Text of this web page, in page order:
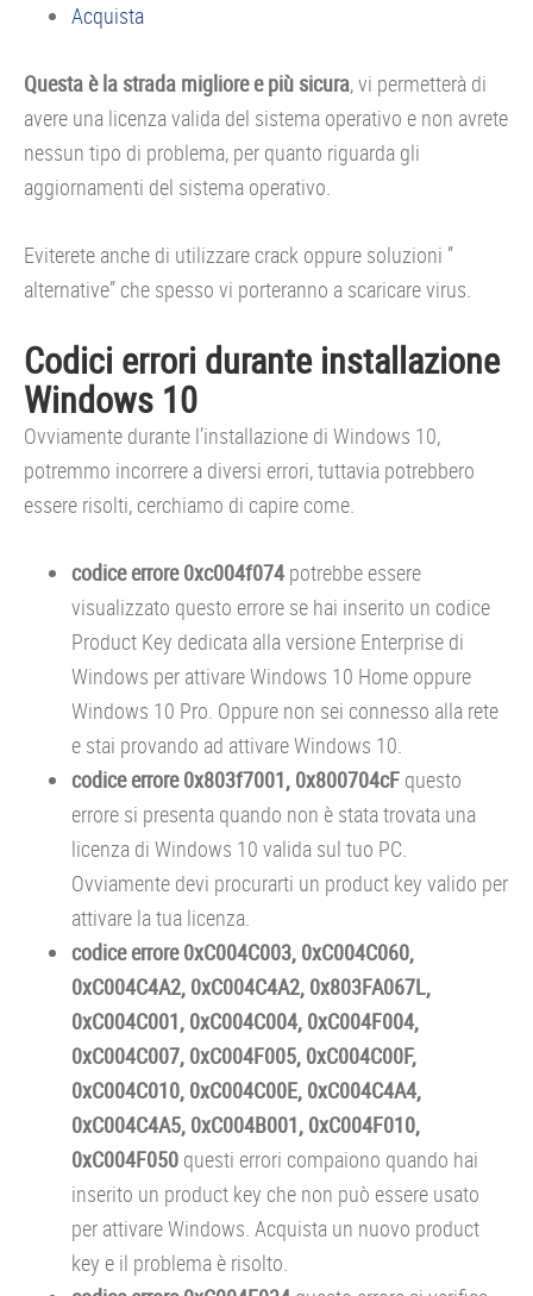
Acquista
Questa è la strada migliore e più sicura, vi permetterà di
avere una licenza valida del sistema operativo e non avrete
nessun tipo di problema, per quanto riguarda gli
aggiornamenti del sistema operativo.
Eviterete anche di utilizzare crack oppure soluzioni ”
alternative” che spesso vi porteranno a scaricare virus.
Codici errori durante installazione
Windows 10
Ovviamente durante l’installazione di Windows 10,
potremmo incorrere a diversi errori, tuttavia potrebbero
essere risolti, cerchiamo di capire come.
codice errore 0xc004f074 potrebbe essere
visualizzato questo errore se hai inserito un codice
Product Key dedicata alla versione Enterprise di
Windows per attivare Windows 10 Home oppure
Windows 10 Pro. Oppure non sei connesso alla rete
e stai provando ad attivare Windows 10.
codice errore 0x803f7001, 0x800704cF questo
errore si presenta quando non è stata trovata una
licenza di Windows 10 valida sul tuo PC.
Ovviamente devi procurarti un product key valido per
attivare la tua licenza.
codice errore 0xC004C003, 0xC004C060,
0xC004C4A2, 0xC004C4A2, 0x803FA067L,
0xC004C001, 0xC004C004, 0xC004F004,
0xC004C007, 0xC004F005, 0xC004C00F,
0xC004C010, 0xC004C00E, 0xC004C4A4,
0xC004C4A5, 0xC004B001, 0xC004F010,
0xC004F050 questi errori compaiono quando hai
inserito un product key che non può essere usato
per attivare Windows. Acquista un nuovo product
key e il problema è risolto.